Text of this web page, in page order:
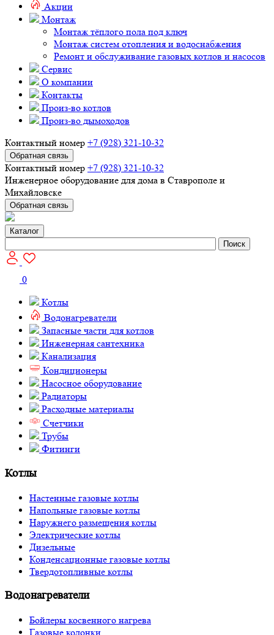
Акции
Монтаж
Монтаж тёплого пола под ключ
Монтаж систем отопления и водоснабжения
Ремонт и обслуживание газовых котлов и насосов
Сервис
О компании
Контакты
Произ-во котлов
Произ-во дымоходов
Контактный номер +7 (928) 321-10-32
Обратная связь
Контактный номер +7 (928) 321-10-32
Инженерное оборудование для дома в Ставрополе и
Михайловске
Обратная связь
Каталог
Поиск
0
Котлы
Водонагреватели
Запасные части для котлов
Инженерная сантехника
Канализация
Кондиционеры
Насосное оборудование
Радиаторы
Расходные материалы
Счетчики
Трубы
Фитинги
Котлы
Настенные газовые котлы
Напольные газовые котлы
Наружнего размещения котлы
Электрические котлы
Дизельные
Конденсационные газовые котлы
Твердотопливные котлы
Водонагреватели
Бойлеры косвенного нагрева
Газовые колонки